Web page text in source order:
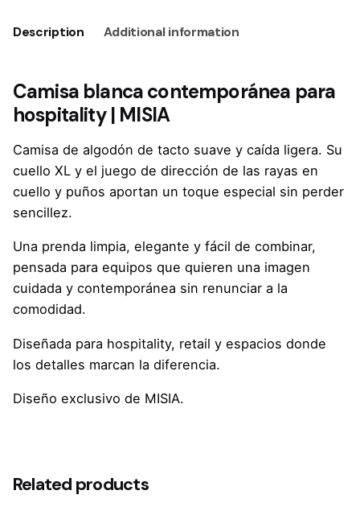
Description Additional information
Camisa blanca contemporánea para
hospitality | MISIA
Camisa de algodón de tacto suave y caída ligera. Su
cuello XL y el juego de dirección de las rayas en
cuello y puños aportan un toque especial sin perder
sencillez.
Una prenda limpia, elegante y fácil de combinar,
pensada para equipos que quieren una imagen
cuidada y contemporánea sin renunciar a la
comodidad.
Diseñada para hospitality, retail y espacios donde
los detalles marcan la diferencia.
Diseño exclusivo de MISIA.
Related products